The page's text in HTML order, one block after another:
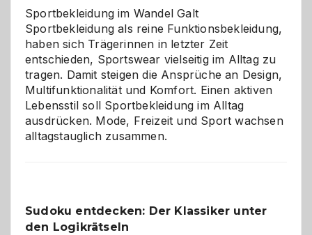
Chaos
Sportbekleidung im Wandel Galt
Sportbekleidung als reine Funktionsbekleidung,
haben sich Trägerinnen in letzter Zeit
entschieden, Sportswear vielseitig im Alltag zu
tragen. Damit steigen die Ansprüche an Design,
Multifunktionalität und Komfort. Einen aktiven
Lebensstil soll Sportbekleidung im Alltag
ausdrücken. Mode, Freizeit und Sport wachsen
alltagstauglich zusammen.
Sudoku entdecken: Der Klassiker unter
den Logikrätseln